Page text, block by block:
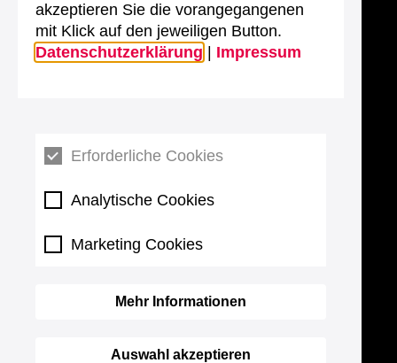
akzeptieren Sie die vorangegangenen
mit Klick auf den jeweiligen Button.
Datenschutzerklärung
Impressum
Erforderliche Cookies
Analytische Cookies
Marketing Cookies
Mehr Informationen
Auswahl akzeptieren